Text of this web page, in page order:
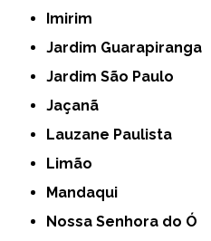
Imirim
Jardim Guarapiranga
Jardim São Paulo
Jaçanã
Lauzane Paulista
Limão
Mandaqui
Nossa Senhora do Ó